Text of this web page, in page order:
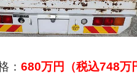
： 680万円（税込748万